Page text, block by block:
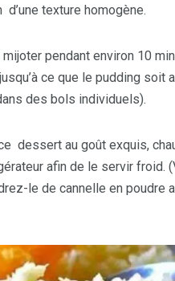
d’une texture homogène.
pendant environ 10
ce que le pudding soit
des bols individuels).
dessert au goût exquis,
afin de le servir froid.
le de cannelle en poudre